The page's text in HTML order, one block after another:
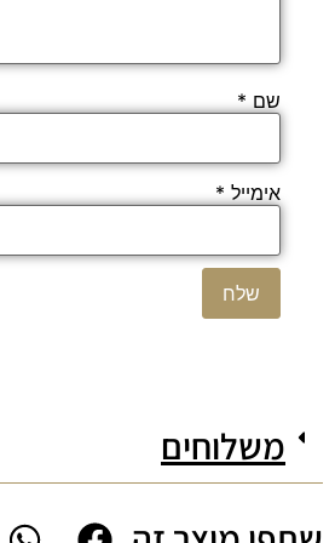
שם *
אימייל *
משלוחים